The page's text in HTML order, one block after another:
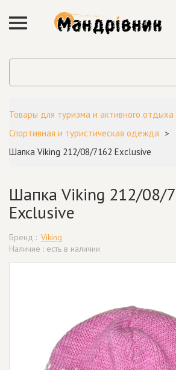
Товары для туризма и активного отдыха
Спортивная и туристическая одежда
Шапка Viking 212/08/7162 Exclusive
Шапка Viking 212/08/
Exclusive
Бренд : Viking
Наличие : есть в наличии